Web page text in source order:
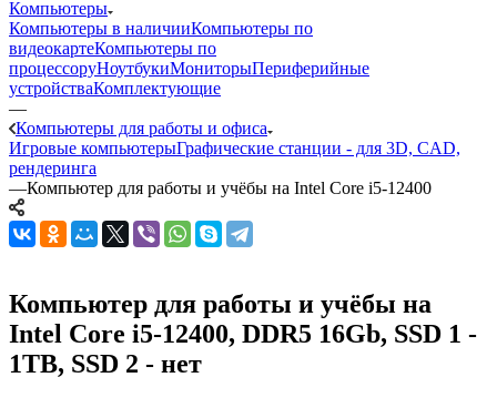
Компьютеры
Компьютеры в наличииКомпьютеры по
видеокартеКомпьютеры по
процессоруНоутбукиМониторыПериферийные
устройстваКомплектующие
—
Компьютеры для работы и офиса
Игровые компьютерыГрафические станции - для 3D, CAD,
рендеринга
—Компьютер для работы и учёбы на Intel Core i5-12400
Компьютер для работы и учёбы на
Intel Core i5-12400, DDR5 16Gb, SSD 1 -
1TB, SSD 2 - нет